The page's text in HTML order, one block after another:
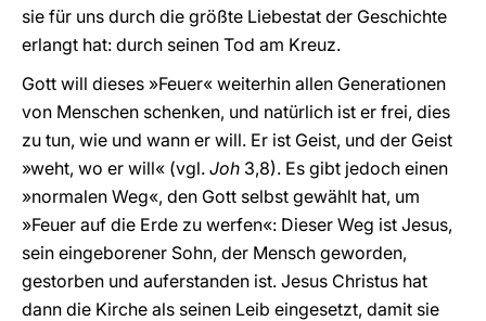
sie für uns durch die größte Liebestat der Geschichte
erlangt hat: durch seinen Tod am Kreuz.
Gott will dieses »Feuer« weiterhin allen Generationen
von Menschen schenken, und natürlich ist er frei, dies
zu tun, wie und wann er will. Er ist Geist, und der Geist
»weht, wo er will« (vgl. Joh 3,8). Es gibt jedoch einen
»normalen Weg«, den Gott selbst gewählt hat, um
»Feuer auf die Erde zu werfen«: Dieser Weg ist Jesus,
sein eingeborener Sohn, der Mensch geworden,
gestorben und auferstanden ist. Jesus Christus hat
dann die Kirche als seinen Leib eingesetzt, damit sie